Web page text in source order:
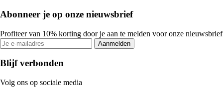
Abonneer je op onze nieuwsbrief
Profiteer van 10% korting door je aan te melden voor onze nieuwsbrief
Aanmelden
Blijf verbonden
Volg ons op sociale media